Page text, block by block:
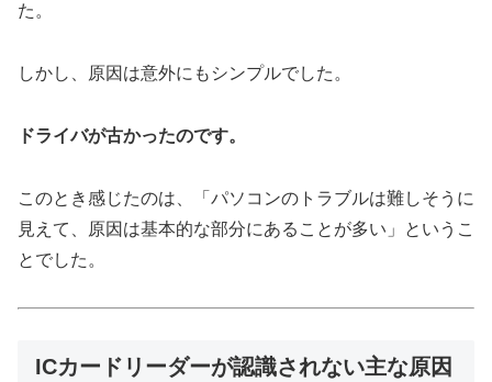
た。
しかし、原因は意外にもシンプルでした。
ドライバが古かったのです。
このとき感じたのは、「パソコンのトラブルは難しそうに
見えて、原因は基本的な部分にあることが多い」というこ
とでした。
ICカードリーダーが認識されない主な原因